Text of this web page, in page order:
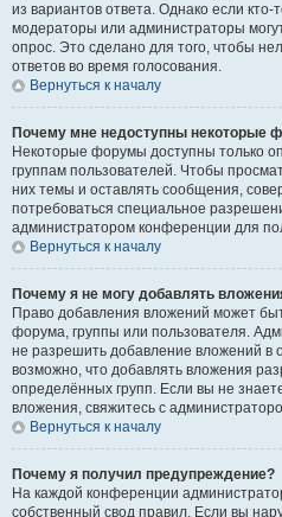
из вариантов ответа. Однако если кто-
модераторы или администраторы
опрос. Это сделано для того, чтобы
ответов во время голосования.
Вернуться к началу
Почему мне недоступны некоторые
Некоторые форумы доступны только
группам пользователей. Чтобы
них темы и оставлять сообщения,
потребоваться специальное
администратором конференции для
Вернуться к началу
Почему я не могу добавлять
Право добавления вложений может
форума, группы или пользователя.
не разрешить добавление вложений в
возможно, что добавлять вложения
определённых групп. Если вы не
вложения, свяжитесь с
Вернуться к началу
Почему я получил предупреждение?
На каждой конференции
собственный свод правил. Если вы